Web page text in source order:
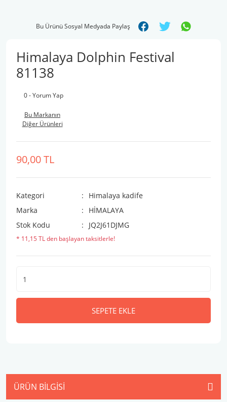
Bu Ürünü Sosyal Medyada Paylaş
Himalaya Dolphin Festival
81138
0 - Yorum Yap
Bu Markanın
Diğer Ürünleri
90,00 TL
Kategori
Himalaya kadife
Marka
HİMALAYA
Stok Kodu
JQ2J61DJMG
* 11,15 TL den başlayan taksitlerle!
SEPETE EKLE
ÜRÜN BILGISI